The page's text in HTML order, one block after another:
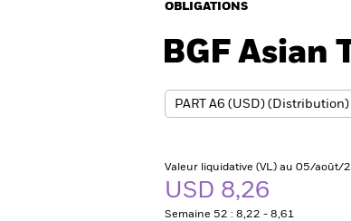
OBLIGATIONS
BGF Asian
Valeur liquidative (VL) au 05/août/
USD 8,26
Semaine 52 : 8,22 - 8,61